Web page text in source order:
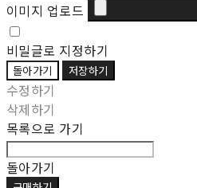
이미지 업로드
비밀글로 지정하기
돌아가기 저장하기
수정하기
삭제하기
목록으로 가기
돌아가기